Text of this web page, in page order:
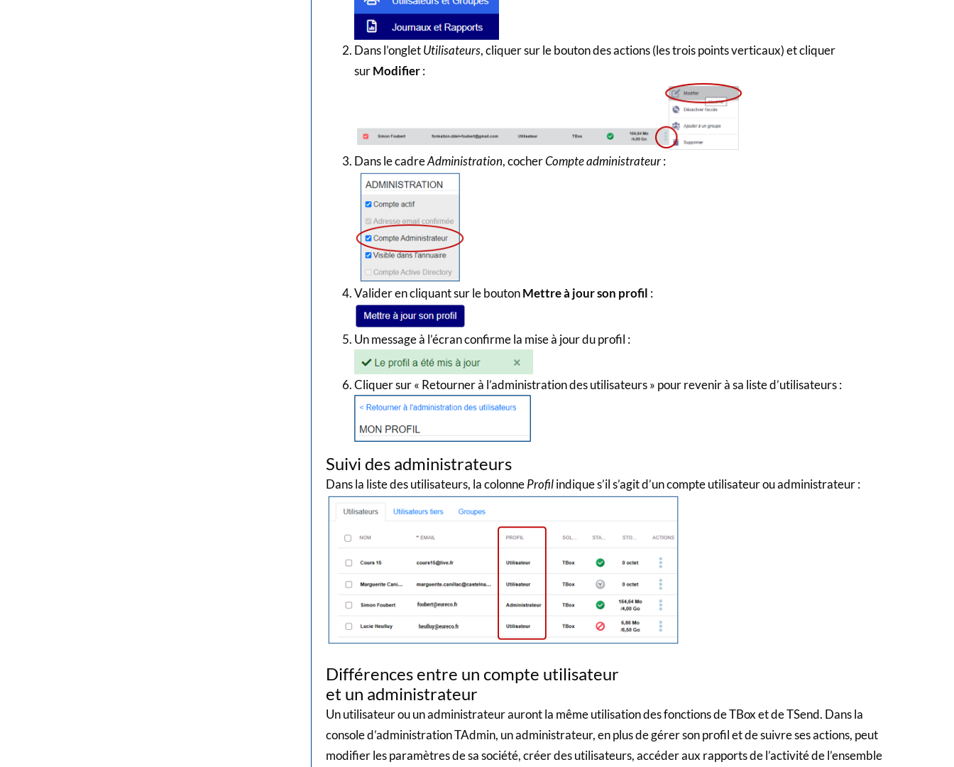
Dans l’ongletUtilisateurs, cliquer sur le bouton des actions (les trois points verticaux) et cliquer
surModifier:
Dans le cadreAdministration, cocherCompte administrateur:
Valider en cliquant sur le boutonMettre à jour son profil :
Un message à l’écran confirme la mise à jour du profil :
Cliquer sur « Retourner à l’administration des utilisateurs » pour revenir à sa liste d’utilisateurs :
Suivi des administrateurs
Dans la liste des utilisateurs, la colonneProfilindique s’il s’agit d’un compte utilisateur ou administrateur :
Différences entre un compte utilisateur
et un administrateur
Un utilisateur ou un administrateur auront la même utilisation des fonctions de TBox et de TSend. Dans la
console d’administration TAdmin, un administrateur, en plus de gérer son profil et de suivre ses actions, peut
modifier les paramètres de sa société, créer des utilisateurs, accéder aux rapports de l’activité de l’ensemble